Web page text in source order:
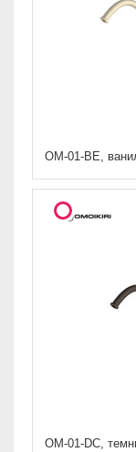
OM-01-BE,
OM-01-DC,